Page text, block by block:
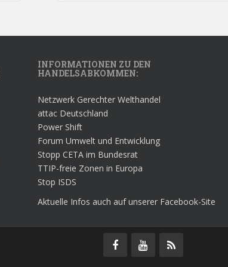
INFORMATIONEN ZU DEN
HANDELSABKOMMEN:
Netzwerk Gerechter Welthandel
attac Deutschland
Power Shift
Forum Umwelt und Entwicklung
Stopp CETA im Bundesrat
TTIP-freie Zonen in Europa
Stop ISDS
Aktuelle Infos auch auf unserer Facebook-Site